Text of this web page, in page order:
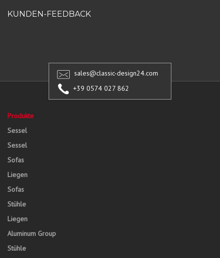
KUNDEN-FEEDBACK
sales@classic-design24.com
+39 0574 027 862
Produkte
Sessel
Sessel
Sofas
Liegen
Sofas
Stühle
Liegen
Aluminum Group
Stühle